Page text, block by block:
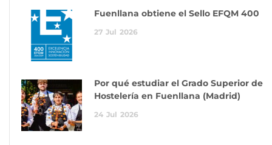
Fuenllana obtiene el Sello EFQM 400
27 Jul 2026
Por qué estudiar el Grado Superior de
Hostelería en Fuenllana (Madrid)
24 Jul 2026